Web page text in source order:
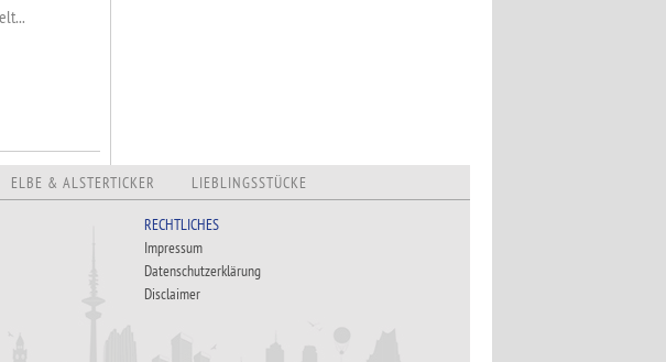
ELBE & ALSTERTICKER LIEBLINGSSTÜCKE
RECHTLICHES
Impressum
Datenschutzerklärung
Disclaimer